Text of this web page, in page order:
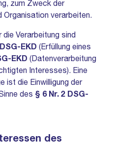
zum Zweck der
Organisation verarbeiten.
die Verarbeitung sind
EKD (Erfüllung eines
EKD (Datenverarbeitung
Interesses). Eine
ist die Einwilligung der
des § 6 Nr. 2 DSG-
des